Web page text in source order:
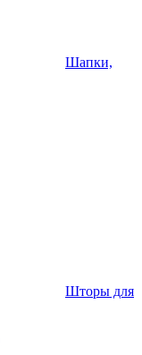
Шапки,
Шторы для